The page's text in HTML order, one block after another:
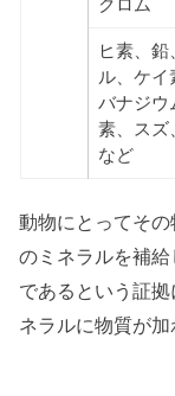
クロム
ヒ素、鉛
ル、ケイ
バナジウ
素、スズ
など
動物にとってそ
のミネラルを補
であるという証
ネラルに物質が加